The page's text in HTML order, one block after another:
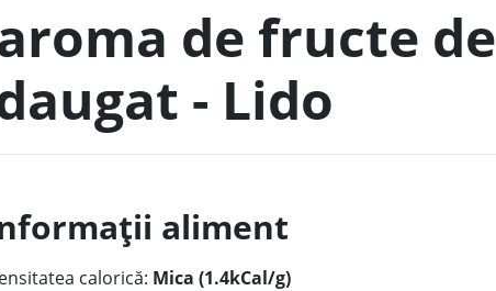
de fructe de
- Lido
aliment
calorică: Mica (1.4kCal/g)